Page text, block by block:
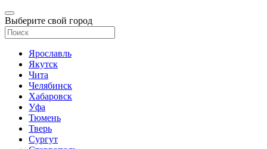
Выберите свой город
Ярославль
Якутск
Чита
Челябинск
Хабаровск
Уфа
Тюмень
Тверь
Сургут